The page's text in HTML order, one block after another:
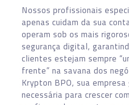
Nossos profissionais
apenas cuidam da sua
operam sob os mais
segurança digital,
clientes estejam sempre
frente” na savana dos
Krypton BPO, sua
necessária para crescer